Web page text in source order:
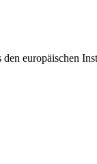
europäischen